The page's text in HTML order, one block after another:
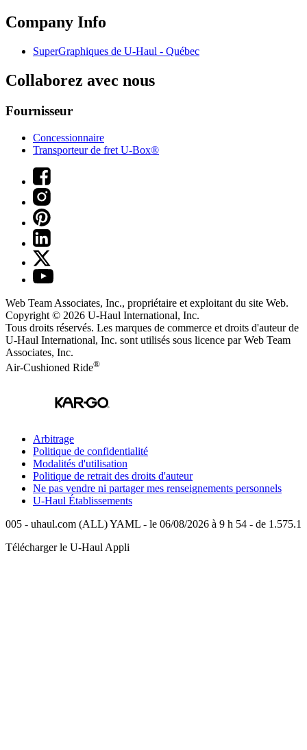
Company Info
SuperGraphiques de U-Haul - Québec
Collaborez avec nous
Fournisseur
Concessionnaire
Transporteur de fret U-Box®
Web Team Associates, Inc., propriétaire et exploitant du site Web.
Copyright © 2026 U-Haul International, Inc.
Tous droits réservés. Les marques de commerce et droits d'auteur de
U-Haul International, Inc. sont utilisés sous licence par Web Team
Associates, Inc.
Air-Cushioned Ride®
Arbitrage
Politique de confidentialité
Modalités d'utilisation
Politique de retrait des droits d'auteur
Ne pas vendre ni partager mes renseignements personnels
U-Haul Établissements
005 - uhaul.com (ALL) YAML - le 06/08/2026 à 9 h 54 - de 1.575.1
Télécharger le U-Haul Appli